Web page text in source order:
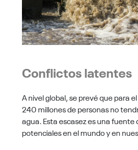
Conflictos latentes
A nivel global, se prevé que para
240 millones de personas no
agua. Esta escasez es una fuente
potenciales en el mundo y en